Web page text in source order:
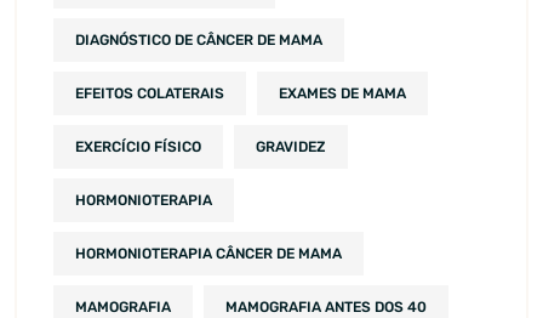
DIAGNÓSTICO DE CÂNCER DE MAMA
EFEITOS COLATERAIS EXAMES DE MAMA
EXERCÍCIO FÍSICO GRAVIDEZ
HORMONIOTERAPIA
HORMONIOTERAPIA CÂNCER DE MAMA
MAMOGRAFIA MAMOGRAFIA ANTES DOS 40